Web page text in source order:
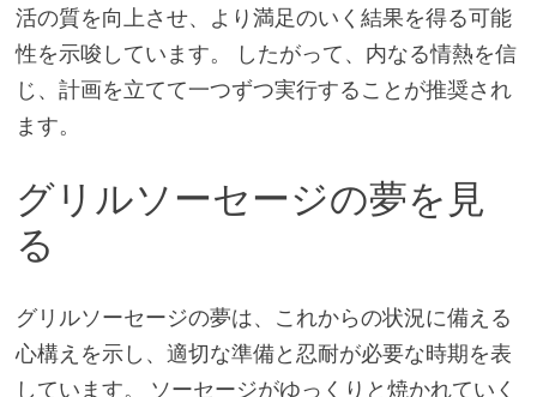
活の質を向上させ、より満足のいく結果を得る可能
性を示唆しています。 したがって、内なる情熱を信
じ、計画を立てて一つずつ実行することが推奨され
ます。
グリルソーセージの夢を見
る
グリルソーセージの夢は、これからの状況に備える
心構えを示し、適切な準備と忍耐が必要な時期を表
しています。 ソーセージがゆっくりと焼かれていく